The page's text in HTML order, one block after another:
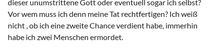
dieser unumstrittene Gott oder eventuell sogar ich selbst?
Vor wem muss ich denn meine Tat rechtfertigen? Ich weiß
nicht , ob ich eine zweite Chance verdient habe, immerhin
habe ich zwei Menschen ermordet.